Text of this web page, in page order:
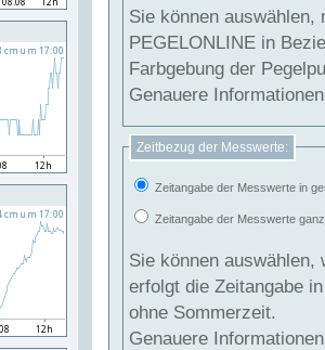
Sie können
PEGELONLINE in Beziehung
Farbgebung der
Genauere
Zeitbezug der Messwerte:
Zeitangabe der Messwerte in
Zeitangabe der Messwerte
Sie können auswählen,
erfolgt die Zeitangabe
ohne Sommerzeit.
Genauere